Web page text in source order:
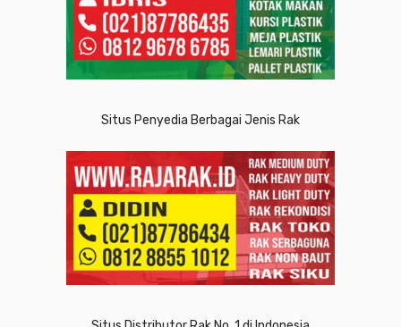
Situs Penyedia Berbagai Jenis Rak